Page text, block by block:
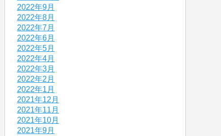
2022年9月
2022年8月
2022年7月
2022年6月
2022年5月
2022年4月
2022年3月
2022年2月
2022年1月
2021年12月
2021年11月
2021年10月
2021年9月